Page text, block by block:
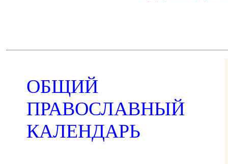
ОБЩИЙ
ПРАВОСЛАВНЫЙ
КАЛЕНДАРЬ